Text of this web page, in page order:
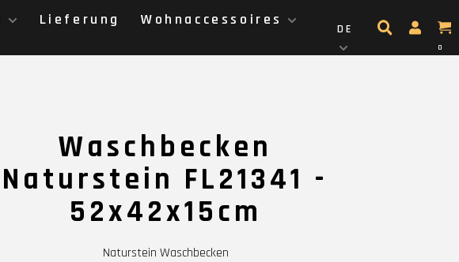
Lieferung
Wohnaccessoires
DE
0
Waschbecken
Naturstein FL21341 -
52x42x15cm
Naturstein Waschbecken